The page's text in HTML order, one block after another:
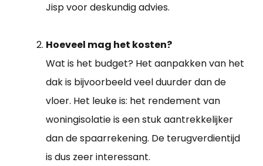
Jisp voor deskundig advies.
Hoeveel mag het kosten?
Wat is het budget? Het aanpakken van het
dak is bijvoorbeeld veel duurder dan de
vloer. Het leuke is: het rendement van
woningisolatie is een stuk aantrekkelijker
dan de spaarrekening. De terugverdientijd
is dus zeer interessant.